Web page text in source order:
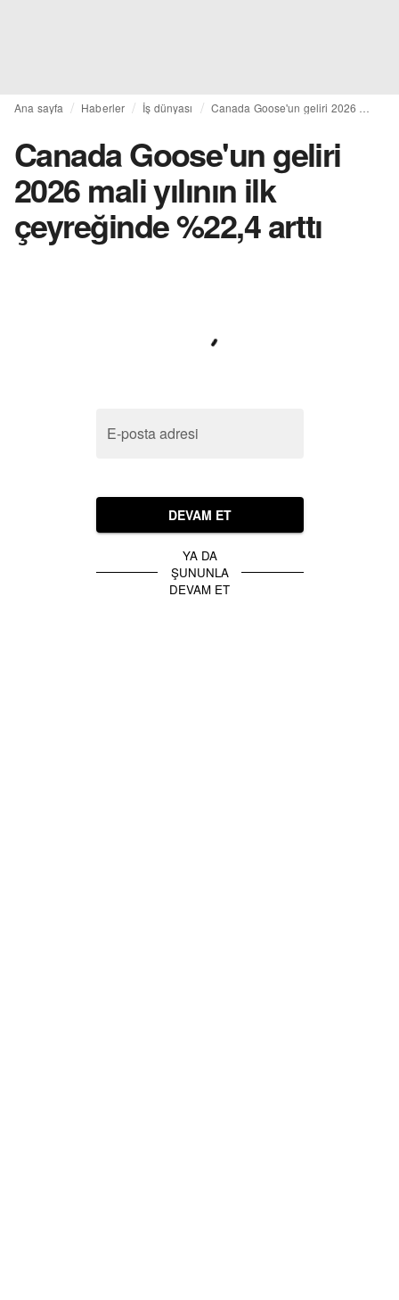
Ana sayfa Haberler İş dünyası
Canada Goose'un geliri
2026 mali yılının ilk
çeyreğinde %22,4 arttı
E-posta adresi
DEVAM ET
YA DA
ŞUNUNLA
DEVAM ET